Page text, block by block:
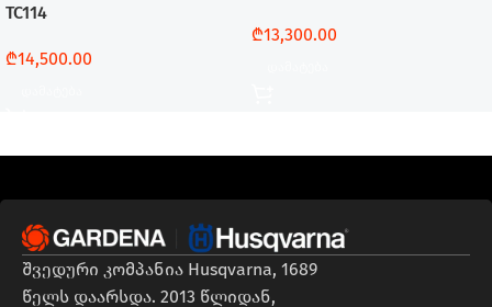
TC114
₾14,500.00
₾13,300.00
შვედური კომპანია Husqvarna, 1689
წელს დაარსდა. 2013 წლიდან,